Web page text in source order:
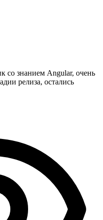
со знанием Angular, очень
релиза, остались